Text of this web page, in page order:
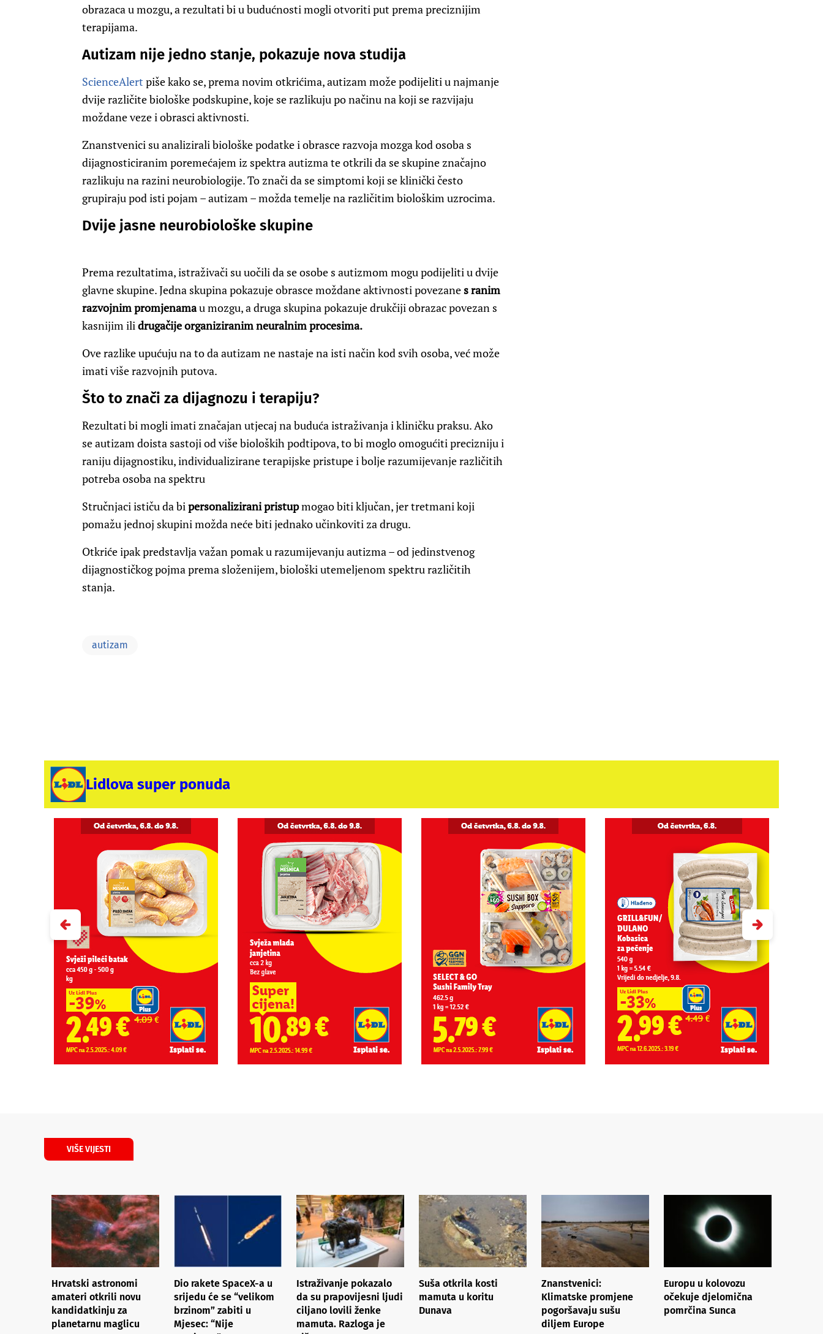
obrazaca u mozgu, a rezultati bi u budućnosti mogli otvoriti put prema preciznijim
terapijama.
Autizam nije jedno stanje, pokazuje nova studija
ScienceAlert piše kako se, prema novim otkrićima, autizam može podijeliti u najmanje
dvije različite biološke podskupine, koje se razlikuju po načinu na koji se razvijaju
moždane veze i obrasci aktivnosti.
Znanstvenici su analizirali biološke podatke i obrasce razvoja mozga kod osoba s
dijagnosticiranim poremećajem iz spektra autizma te otkrili da se skupine značajno
razlikuju na razini neurobiologije. To znači da se simptomi koji se klinički često
grupiraju pod isti pojam – autizam – možda temelje na različitim biološkim uzrocima.
Dvije jasne neurobiološke skupine
Prema rezultatima, istraživači su uočili da se osobe s autizmom mogu podijeliti u dvije
glavne skupine. Jedna skupina pokazuje obrasce moždane aktivnosti povezanes ranim
razvojnim promjenamau mozgu, a druga skupina pokazuje drukčiji obrazac povezan s
kasnijim ilidrugačije organiziranim neuralnim procesima.
Ove razlike upućuju na to da autizam ne nastaje na isti način kod svih osoba, već može
imati više razvojnih putova.
Što to znači za dijagnozu i terapiju?
Rezultati bi mogli imati značajan utjecaj na buduća istraživanja i kliničku praksu. Ako
se autizam doista sastoji od više bioloških podtipova, to bi moglo omogućiti precizniju i
raniju dijagnostiku, individualizirane terapijske pristupe i bolje razumijevanje različitih
potreba osoba na spektru
Stručnjaci ističu da bipersonalizirani pristupmogao biti ključan, jer tretmani koji
pomažu jednoj skupini možda neće biti jednako učinkoviti za drugu.
Otkriće ipak predstavlja važan pomak u razumijevanju autizma – od jedinstvenog
dijagnostičkog pojma prema složenijem, biološki utemeljenom spektru različitih
stanja.
autizam
Lidlova super ponuda
VIŠE VIJESTI
Hrvatski astronomi
amateri otkrili novu
kandidatkinju za
planetarnu maglicu
Dio rakete SpaceX-a u
srijedu će se “velikom
brzinom” zabiti u
Mjesec: “Nije
Istraživanje pokazalo
da su prapovijesni ljudi
ciljano lovili ženke
mamuta. Razloga je
Suša otkrila kosti
mamuta u koritu
Dunava
Znanstvenici:
Klimatske promjene
pogoršavaju sušu
diljem Europe
Europu u kolovozu
očekuje djelomična
pomrčina Sunca